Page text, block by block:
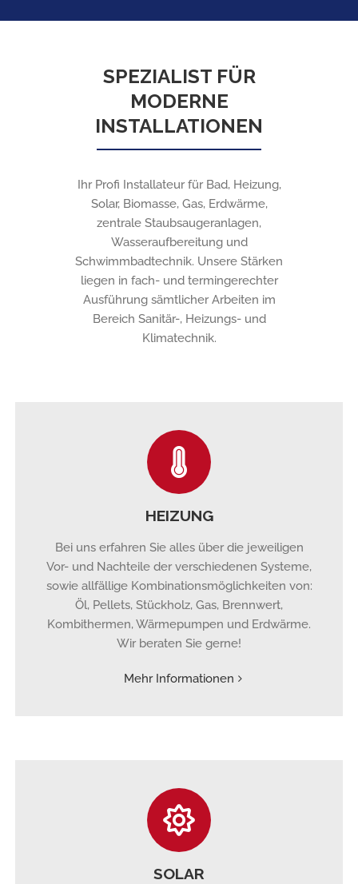
SPEZIALIST FÜR
MODERNE
INSTALLATIONEN
Ihr Profi Installateur für Bad, Heizung,
Solar, Biomasse, Gas, Erdwärme,
zentrale Staubsaugeranlagen,
Wasseraufbereitung und
Schwimmbadtechnik. Unsere Stärken
liegen in fach- und termingerechter
Ausführung sämtlicher Arbeiten im
Bereich Sanitär-, Heizungs- und
Klimatechnik.
HEIZUNG
Bei uns erfahren Sie alles über die jeweiligen
Vor- und Nachteile der verschiedenen Systeme,
sowie allfällige Kombinationsmöglichkeiten von:
Öl, Pellets, Stückholz, Gas, Brennwert,
Kombithermen, Wärmepumpen und Erdwärme.
Wir beraten Sie gerne!
Mehr Informationen
SOLAR